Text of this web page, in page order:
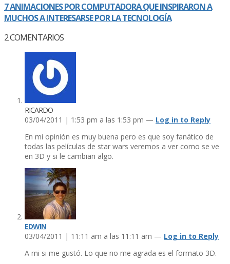
7 ANIMACIONES POR COMPUTADORA QUE INSPIRARON A
MUCHOS A INTERESARSE POR LA TECNOLOGÍ­A
2COMENTARIOS
RICARDO
03/04/2011 | 1:53 pm a las 1:53 pm — Log in to Reply
En mi opinión es muy buena pero es que soy fanático de
todas las pelí­culas de star wars veremos a ver como se ve
en 3D y si le cambian algo.
EDWIN
03/04/2011 | 11:11 am a las 11:11 am — Log in to Reply
A mi si me gustó. Lo que no me agrada es el formato 3D.